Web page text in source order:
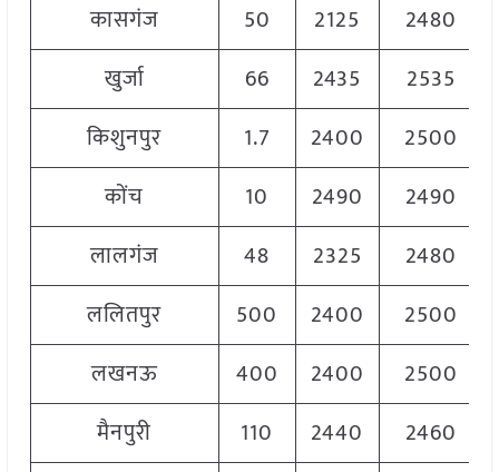
कासगंज
50 2125 2480
खुर्जा
66 2435 2535
किशुनपुर
1.7 2400 2500
कोंच
10 2490 2490
लालगंज
48 2325 2480
ललितपुर
500 2400 2500
लखनऊ
400 2400 2500
मैनपुरी
110 2440
2460